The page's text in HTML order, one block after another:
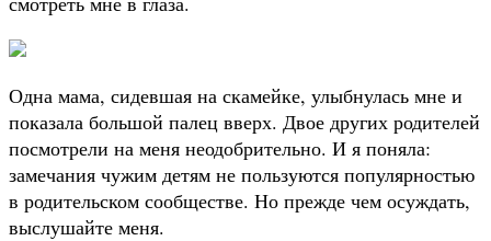
Одна мама, сидевшая на скамейке, улыбнулась мне и
показала большой палец вверх. Двое других родителей
посмотрели на меня неодобрительно. И я поняла:
замечания чужим детям не пользуются популярностью
в родительском сообществе. Но прежде чем осуждать,
выслушайте меня.